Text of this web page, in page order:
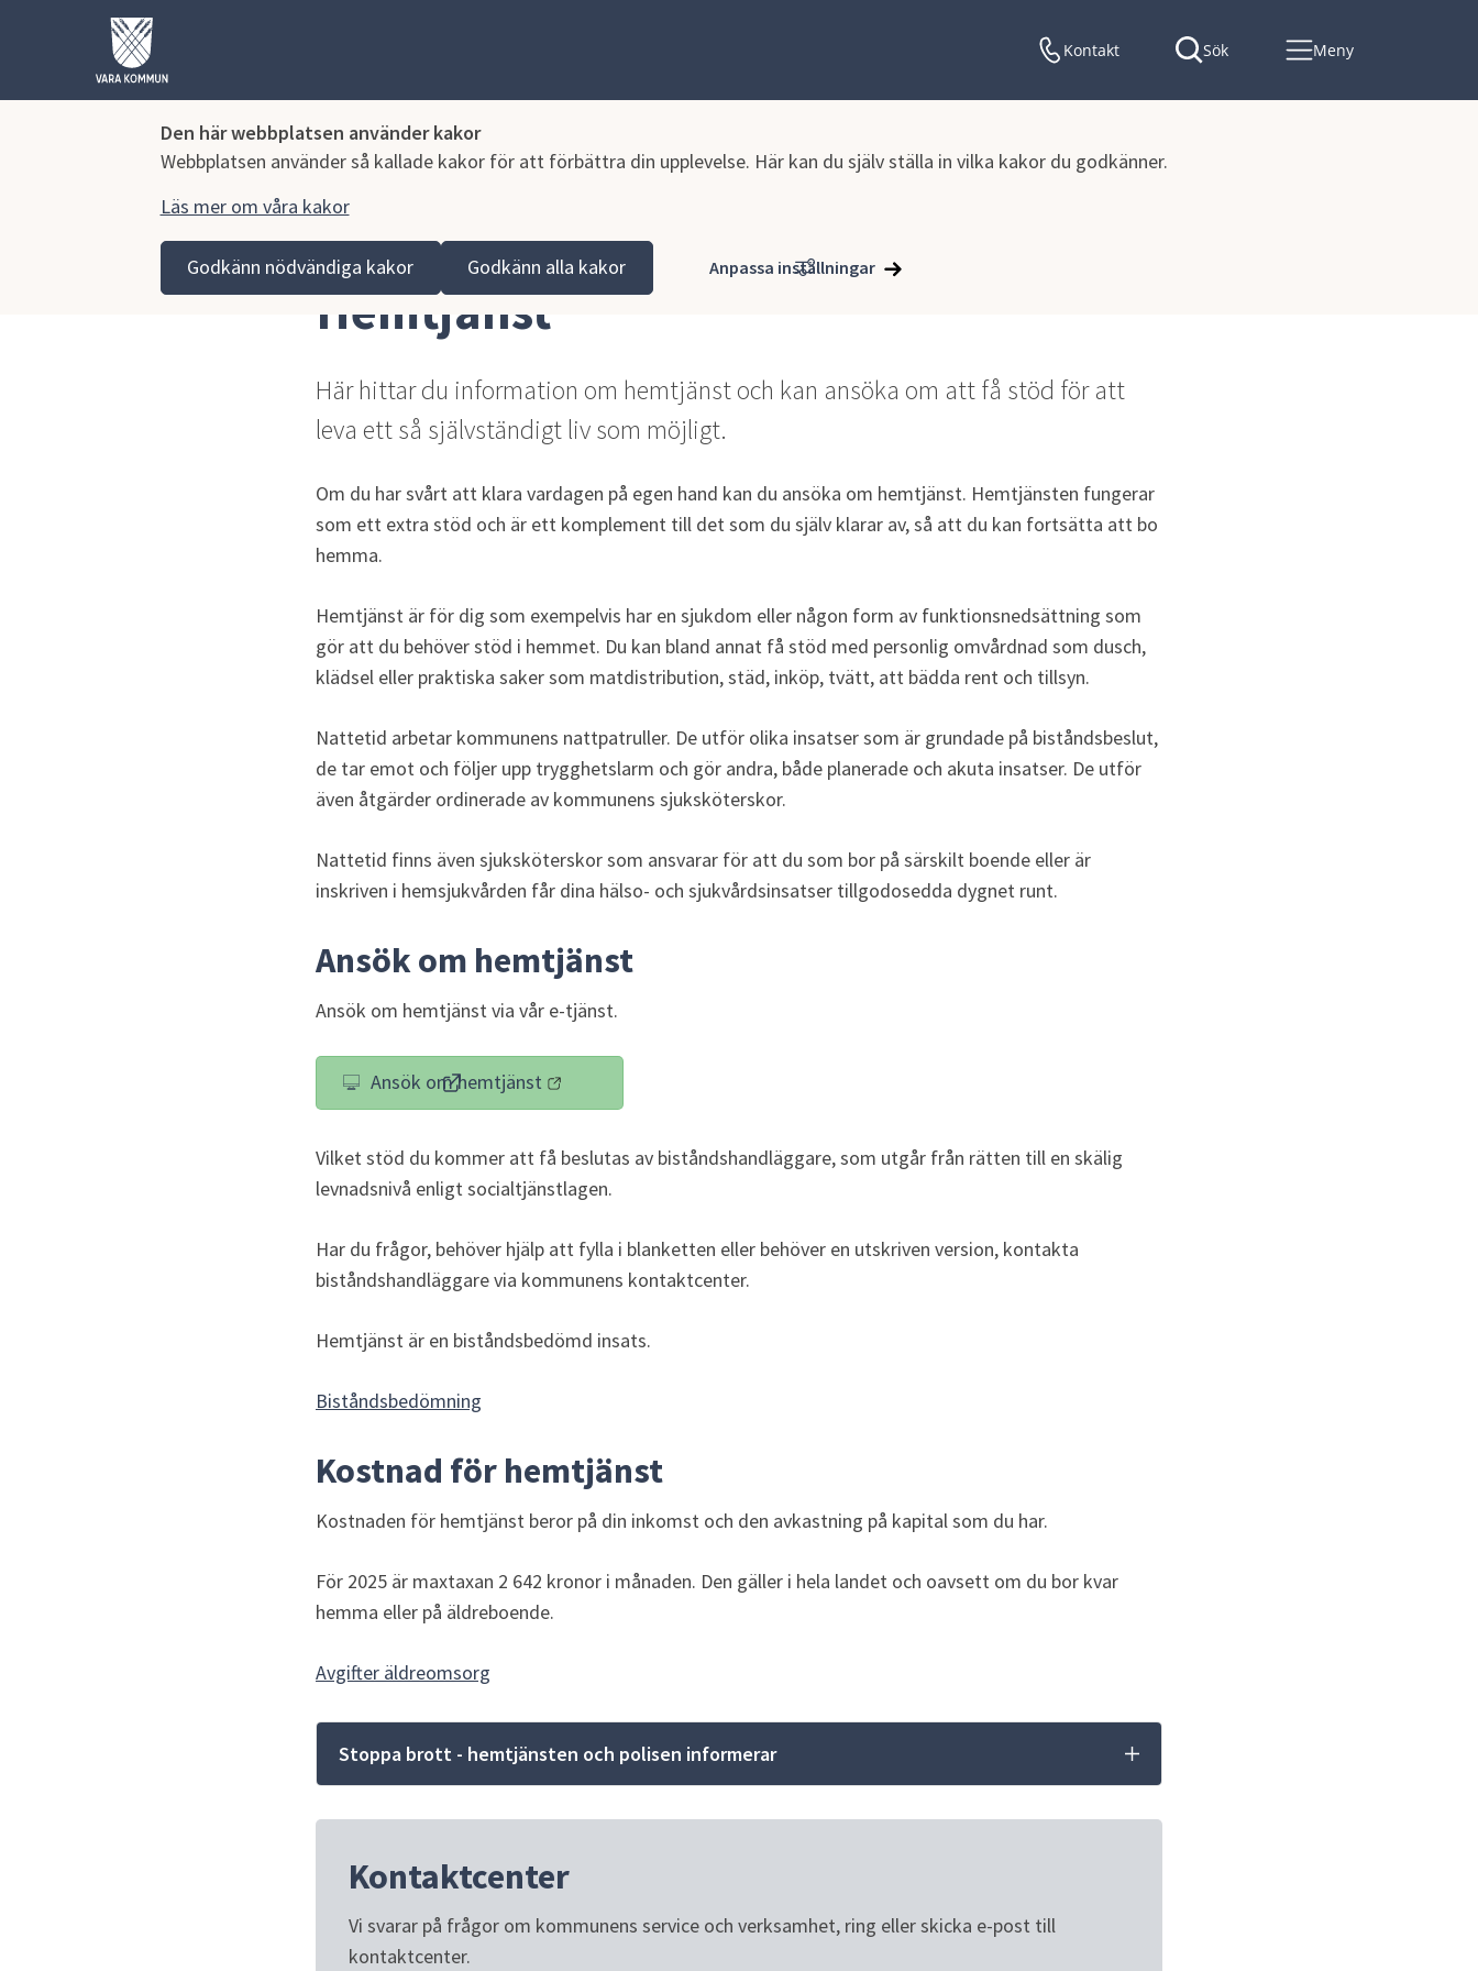
Den här webbplatsen använder kakor
Webbplatsen använder så kallade kakor för att förbättra din upplevelse. Här kan du själv ställa in vilka kakor du godkänner.
Läs mer om våra kakor
Godkänn nödvändiga kakor Godkänn alla kakor Anpassa inställningar
Kontakt Sök Meny
Vara kommun Äldreomsorg Hemtjänst
Hemtjänst
Här hittar du information om hemtjänst och kan ansöka om att få stöd för att
leva ett så självständigt liv som möjligt.
Om du har svårt att klara vardagen på egen hand kan du ansöka om hemtjänst. Hemtjänsten fungerar
som ett extra stöd och är ett komplement till det som du själv klarar av, så att du kan fortsätta att bo
hemma.
Hemtjänst är för dig som exempelvis har en sjukdom eller någon form av funktionsnedsättning som
gör att du behöver stöd i hemmet. Du kan bland annat få stöd med personlig omvårdnad som dusch,
klädsel eller praktiska saker som matdistribution,städ, inköp, tvätt, att bädda rent och tillsyn.
Nattetid arbetar kommunens nattpatruller. De utför olika insatser som är grundade på biståndsbeslut,
de tar emot och följer upp trygghetslarm och gör andra, både planerade och akuta insatser. De utför
även åtgärder ordinerade av kommunens sjuksköterskor.
Nattetid finns även sjuksköterskor som ansvarar för att du som bor på särskilt boende eller är
inskriven i hemsjukvården får dina hälso- och sjukvårdsinsatser tillgodosedda dygnet runt.
Ansök om hemtjänst
Ansök om hemtjänst via vår e-tjänst.
Ansök om hemtjänst
(länk till annan webbplats)
Vilket stöd du kommer att få beslutas av biståndshandläggare, som utgår från rätten till en skälig
levnadsnivå enligt socialtjänstlagen.
Har du frågor, behöver hjälp att fylla i blanketten eller behöver en utskriven version, kontakta
biståndshandläggare via kommunens kontaktcenter.
Hemtjänst är en biståndsbedömd insats.
Biståndsbedömning
Kostnad för hemtjänst
Kostnaden för hemtjänst beror på din inkomst och den avkastning på kapital som du har.
För 2025 är maxtaxan 2 642 kronor i månaden. Den gäller i hela landet och oavsett om du bor kvar
hemma eller på äldreboende.
Avgifter äldreomsorg
Stoppa brott - hemtjänsten och polisen informerar
Kontaktcenter
Vi svarar på frågor om kommunens service och verksamhet, ring eller skicka e-post till
kontaktcenter.